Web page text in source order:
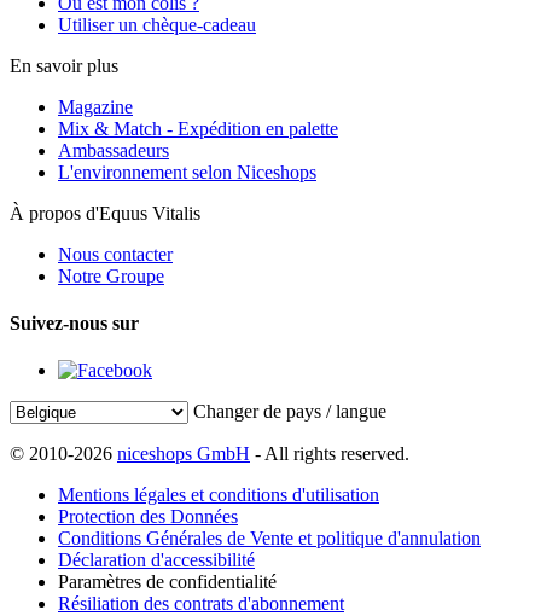
Utiliser un chèque-cadeau
En savoir plus
Magazine
Mix & Match - Expédition en palette
Ambassadeurs
L'environnement selon Niceshops
À propos d'Equus Vitalis
Nous contacter
Notre Groupe
Suivez-nous sur
Changer de pays / langue
© 2010-2026 niceshops GmbH - All rights reserved.
Mentions légales et conditions d'utilisation
Protection des Données
Conditions Générales de Vente et politique d'annulation
Déclaration d'accessibilité
Paramètres de confidentialité
Résiliation des contrats d'abonnement